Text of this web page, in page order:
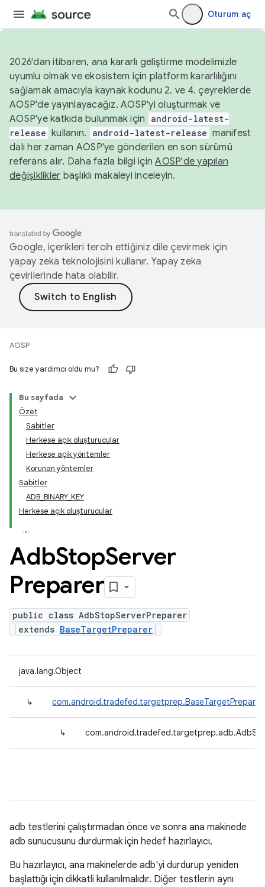
Oturum aç
2026'dan itibaren, ana kararlı geliştirme modelimizle
uyumlu olmak ve ekosistem için platform kararlılığını
sağlamak amacıyla kaynak kodunu 2. ve 4. çeyreklerde
AOSP'de yayınlayacağız. AOSP'yi oluşturmak ve
AOSP'ye katkıda bulunmak için
android-latest-
release kullanın. android-latest-release manifest
dalı her zaman AOSP'ye gönderilen en son sürümü
referans alır. Daha fazla bilgi içinAOSP'de yapılan
değişiklikler başlıklı makaleyi inceleyin.
Google, içerikleri tercih ettiğiniz dile çevirmek için
yapay zeka teknolojisini kullanır. Yapay zeka
çevirilerinde hata olabilir.
AOSP
Bu size yardımcı oldu mu?
Bu sayfada
Özet
Sabitler
Herkese açık oluşturucular
Herkese açık yöntemler
Korunan yöntemler
Sabitler
ADB_BINARY_KEY
Herkese açık oluşturucular
AdbStopServer
Preparer
public class AdbStopServerPreparer
extends BaseTargetPreparer
java.lang.Object
↳ com.android.tradefed.targetprep.BaseTargetPreparer
↳
adb testlerini çalıştırmadan önce ve sonra ana makinede
adb sunucusunu durdurmak için hedef hazırlayıcı.
Bu hazırlayıcı, ana makinelerde adb'yi durdurup yeniden
başlattığı için dikkatli kullanılmalıdır. Diğer testlerin aynı